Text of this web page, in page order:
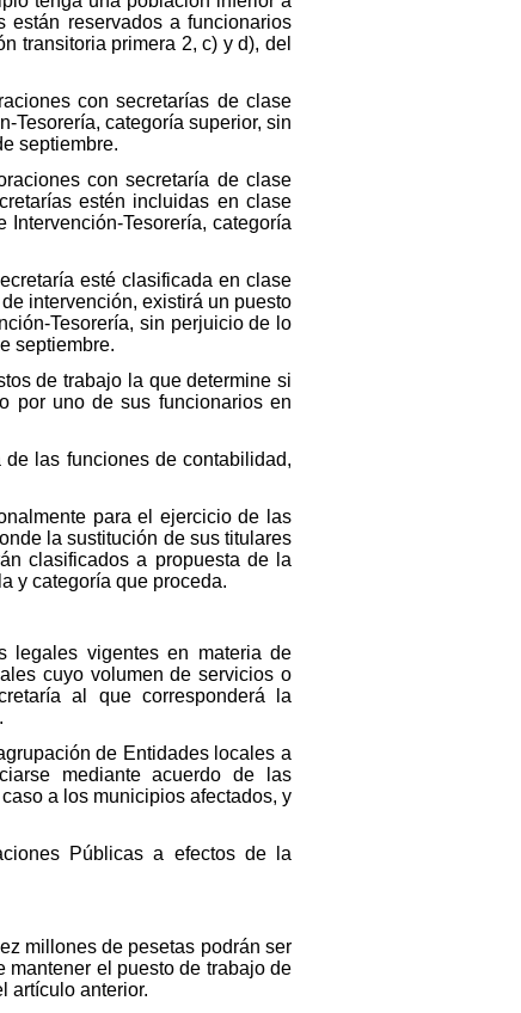
están reservados a funcionarios
transitoria primera 2, c) y d), del
con secretarías de clase
Tesorería, categoría superior, sin
septiembre.
con secretaría de clase
estén incluidas en clase
Tesorería, categoría
esté clasificada en clase
intervención, existirá un puesto
Tesorería, sin perjuicio de lo
septiembre.
de trabajo la que determine si
por uno de sus funcionarios en
las funciones de contabilidad,
para el ejercicio de las
la sustitución de sus titulares
clasificados a propuesta de la
y categoría que proceda.
legales vigentes en materia de
cuyo volumen de servicios o
al que corresponderá la
de Entidades locales a
mediante acuerdo de las
a los municipios afectados, y
Públicas a efectos de la
millones de pesetas podrán ser
el puesto de trabajo de
artículo anterior.